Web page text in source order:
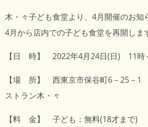
木・々子ども食堂より、4月開催のお知
4月から店内での子ども食堂を再開しま
【日 時】 2022年4月24日(日) 11時
【場 所】 西東京市保谷町6－25－1
ストラン木・々
【料 金】 子ども：無料(18才まで)